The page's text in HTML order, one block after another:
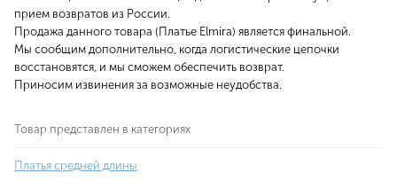
прием возвратов из России.
Продажа данного товара (Платье Elmira) является финальной.
Мы сообщим дополнительно, когда логистические цепочки
восстановятся, и мы сможем обеспечить возврат.
Приносим извинения за возможные неудобства.
Товар представлен в категориях
Платья средней длины